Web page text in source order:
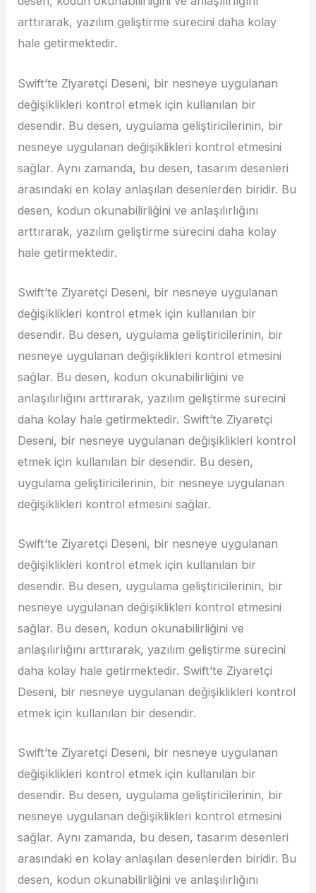
arttırarak, yazılım geliştirme sürecini daha kolay
hale getirmektedir.
Swift’te Ziyaretçi Deseni, bir nesneye uygulanan
değişiklikleri kontrol etmek için kullanılan bir
desendir. Bu desen, uygulama geliştiricilerinin, bir
nesneye uygulanan değişiklikleri kontrol etmesini
sağlar. Aynı zamanda, bu desen, tasarım desenleri
arasındaki en kolay anlaşılan desenlerden biridir. Bu
desen, kodun okunabilirliğini ve anlaşılırlığını
arttırarak, yazılım geliştirme sürecini daha kolay
hale getirmektedir.
Swift’te Ziyaretçi Deseni, bir nesneye uygulanan
değişiklikleri kontrol etmek için kullanılan bir
desendir. Bu desen, uygulama geliştiricilerinin, bir
nesneye uygulanan değişiklikleri kontrol etmesini
sağlar. Bu desen, kodun okunabilirliğini ve
anlaşılırlığını arttırarak, yazılım geliştirme sürecini
daha kolay hale getirmektedir. Swift’te Ziyaretçi
Deseni, bir nesneye uygulanan değişiklikleri kontrol
etmek için kullanılan bir desendir. Bu desen,
uygulama geliştiricilerinin, bir nesneye uygulanan
değişiklikleri kontrol etmesini sağlar.
Swift’te Ziyaretçi Deseni, bir nesneye uygulanan
değişiklikleri kontrol etmek için kullanılan bir
desendir. Bu desen, uygulama geliştiricilerinin, bir
nesneye uygulanan değişiklikleri kontrol etmesini
sağlar. Bu desen, kodun okunabilirliğini ve
anlaşılırlığını arttırarak, yazılım geliştirme sürecini
daha kolay hale getirmektedir. Swift’te Ziyaretçi
Deseni, bir nesneye uygulanan değişiklikleri kontrol
etmek için kullanılan bir desendir.
Swift’te Ziyaretçi Deseni, bir nesneye uygulanan
değişiklikleri kontrol etmek için kullanılan bir
desendir. Bu desen, uygulama geliştiricilerinin, bir
nesneye uygulanan değişiklikleri kontrol etmesini
sağlar. Aynı zamanda, bu desen, tasarım desenleri
arasındaki en kolay anlaşılan desenlerden biridir. Bu
desen, kodun okunabilirliğini ve anlaşılırlığını